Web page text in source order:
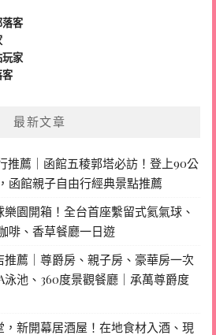
落客
玩家
客
最新文章
推薦｜函館五稜郭塔必訪！登上90公
函館親子自由行經典景點推薦
園開箱！全台首座繫留式氦氣球、
啡、香草餐廳一日遊
薦｜尊爵房、親子房、豪華房一次
泳池、360度景觀餐廳｜承萬尊爵度
新開幕居酒屋！在地食材入酒、現